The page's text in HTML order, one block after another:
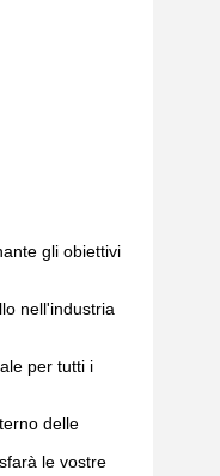
gli obiettivi
nell'industria
per tutti i
delle
le vostre